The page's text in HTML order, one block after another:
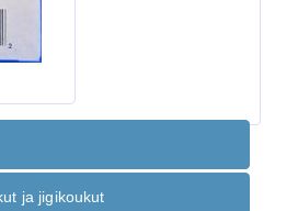
ja jigikoukut